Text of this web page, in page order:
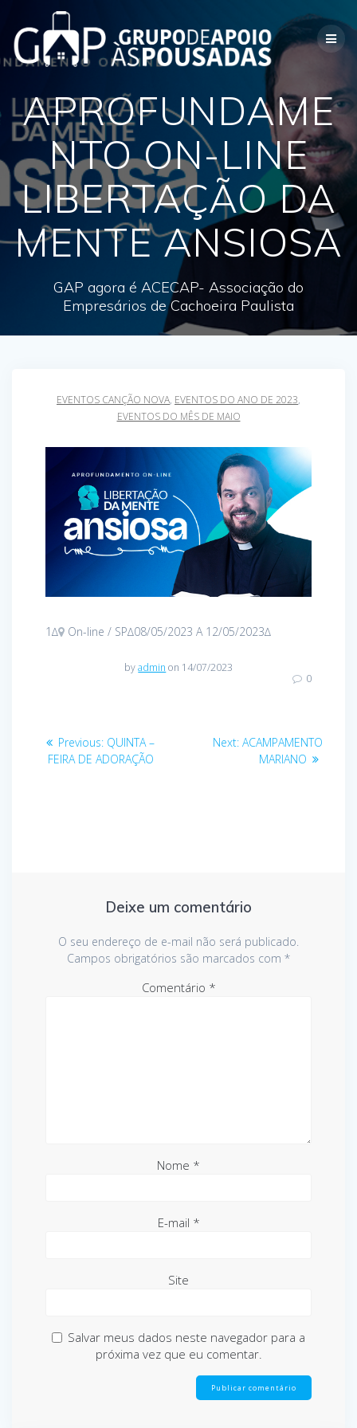
content
APROFUNDAME
NTO ON-LINE
LIBERTAÇÃO DA
MENTE ANSIOSA
GAP agora é ACECAP- Associação do
Empresários de Cachoeira Paulista
EVENTOS CANÇÃO NOVA, EVENTOS DO ANO DE 2023,
EVENTOS DO MÊS DE MAIO
1∆ On-line / SP∆08/05/2023 A 12/05/2023∆
byadmin on 14/07/2023
0
Navegação
Previous: Previous
post:
QUINTA –
FEIRA DE ADORAÇÃO
Next: Next
post:
ACAMPAMENTO
MARIANO
Deixe um comentário
O seu endereço de e-mail não será publicado.
Campos obrigatórios são marcados com *
Comentário *
Nome *
E-mail *
Site
Salvar meus dados neste navegador para a
próxima vez que eu comentar.